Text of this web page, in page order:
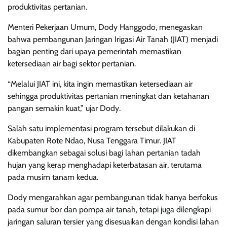
produktivitas pertanian.
Menteri Pekerjaan Umum, Dody Hanggodo, menegaskan
bahwa pembangunan Jaringan Irigasi Air Tanah (JIAT) menjadi
bagian penting dari upaya pemerintah memastikan
ketersediaan air bagi sektor pertanian.
“Melalui JIAT ini, kita ingin memastikan ketersediaan air
sehingga produktivitas pertanian meningkat dan ketahanan
pangan semakin kuat,” ujar Dody.
Salah satu implementasi program tersebut dilakukan di
Kabupaten Rote Ndao, Nusa Tenggara Timur. JIAT
dikembangkan sebagai solusi bagi lahan pertanian tadah
hujan yang kerap menghadapi keterbatasan air, terutama
pada musim tanam kedua.
Dody mengarahkan agar pembangunan tidak hanya berfokus
pada sumur bor dan pompa air tanah, tetapi juga dilengkapi
jaringan saluran tersier yang disesuaikan dengan kondisi lahan